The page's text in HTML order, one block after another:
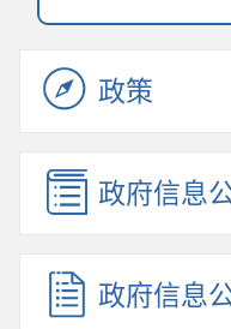
政策
政府信息
政府信息